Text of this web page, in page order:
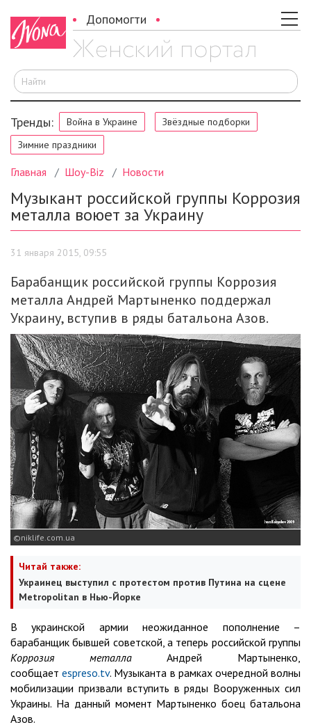
Допомогти
Тренды: Война в Украине
Звёздные подборки
Зимние праздники
Главная Шоу-Biz Новости
Музыкант российской группы Коррозия
металла воюет за Украину
31 января 2015, 09:55
Барабанщик российской группы Коррозия
металла Андрей Мартыненко поддержал
Украину, вступив в ряды батальона Азов.
niklife.com.ua
Читай также:
Украинец выступил с протестом против Путина на сцене
Metropolitan в Нью-Йорке
В украинской армии неожиданное пополнение –
барабанщик бывшей советской, а теперь российской группы
Коррозия металлаАндрей Мартыненко,
сообщаетespreso.tv. Музыканта в рамках очередной волны
мобилизации призвали вступить в ряды Вооруженных сил
Украины. На данный момент Мартыненко боец батальона
Азов.